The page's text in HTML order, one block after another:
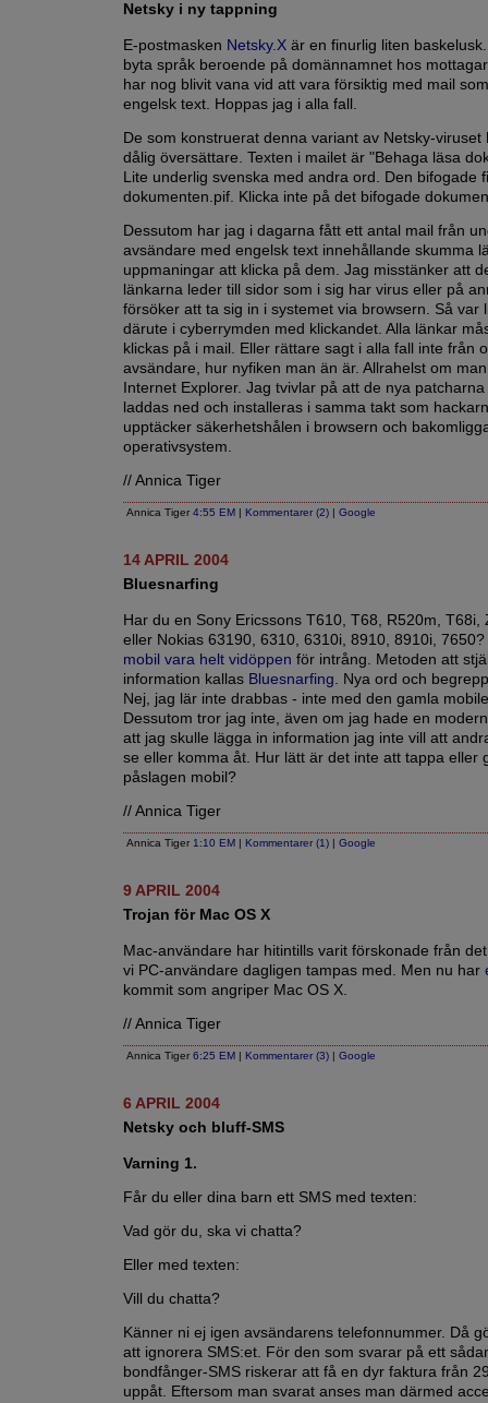
Netsky i ny tappning
E-postmasken Netsky.X är en finurlig liten
byta språk beroende på domännamnet hos
har nog blivit vana vid att vara försiktig med mail
engelsk text. Hoppas jag i alla fall.
De som konstruerat denna variant av Netsky-viruset
dålig översättare. Texten i mailet är "Behaga läsa
Lite underlig svenska med andra ord. Den bifogade
dokumenten.pif. Klicka inte på det bifogade
Dessutom har jag i dagarna fått ett antal mail från
avsändare med engelsk text innehållande skumma
uppmaningar att klicka på dem. Jag misstänker att
länkarna leder till sidor som i sig har virus eller på
försöker att ta sig in i systemet via browsern. Så var
därute i cyberrymden med klickandet. Alla länkar
klickas på i mail. Eller rättare sagt i alla fall inte från
avsändare, hur nyfiken man än är. Allrahelst om
Internet Explorer. Jag tvivlar på att de nya
laddas ned och installeras i samma takt som
upptäcker säkerhetshålen i browsern och
operativsystem.
// Annica Tiger
Annica Tiger 4:55 EM | Kommentarer (2) | Google
14 APRIL 2004
Bluesnarfing
Har du en Sony Ericssons T610, T68, R520m, T68i,
eller Nokias 63190, 6310, 6310i, 8910, 8910i,
mobil vara helt vidöppen för intrång. Metoden att
information kallas Bluesnarfing. Nya ord och
Nej, jag lär inte drabbas - inte med den gamla
Dessutom tror jag inte, även om jag hade en
att jag skulle lägga in information jag inte vill att
se eller komma åt. Hur lätt är det inte att tappa eller
påslagen mobil?
// Annica Tiger
Annica Tiger 1:10 EM | Kommentarer (1) | Google
9 APRIL 2004
Trojan för Mac OS X
Mac-användare har hitintills varit förskonade från
vi PC-användare dagligen tampas med. Men nu har
kommit som angriper Mac OS X.
// Annica Tiger
Annica Tiger 6:25 EM | Kommentarer (3) | Google
6 APRIL 2004
Netsky och bluff-SMS
Varning 1.
Får du eller dina barn ett SMS med texten:
Vad gör du, ska vi chatta?
Eller med texten:
Vill du chatta?
Känner ni ej igen avsändarens telefonnummer. Då
att ignorera SMS:et. För den som svarar på ett
bondfånger-SMS riskerar att få en dyr faktura från
uppåt. Eftersom man svarat anses man därmed